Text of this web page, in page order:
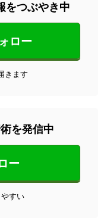
をつぶやき中
ロー
きます
を発信中
ー
すい